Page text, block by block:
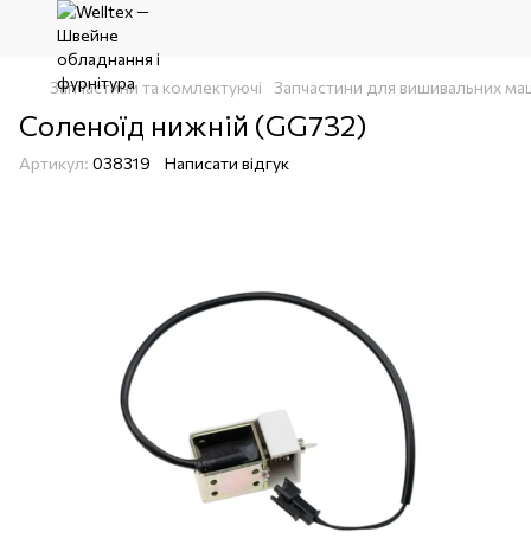
Запчастини та комлектуючі Запчастини для вишивальних
Соленоїд нижній (GG732)
Артикул: 038319 Написати відгук